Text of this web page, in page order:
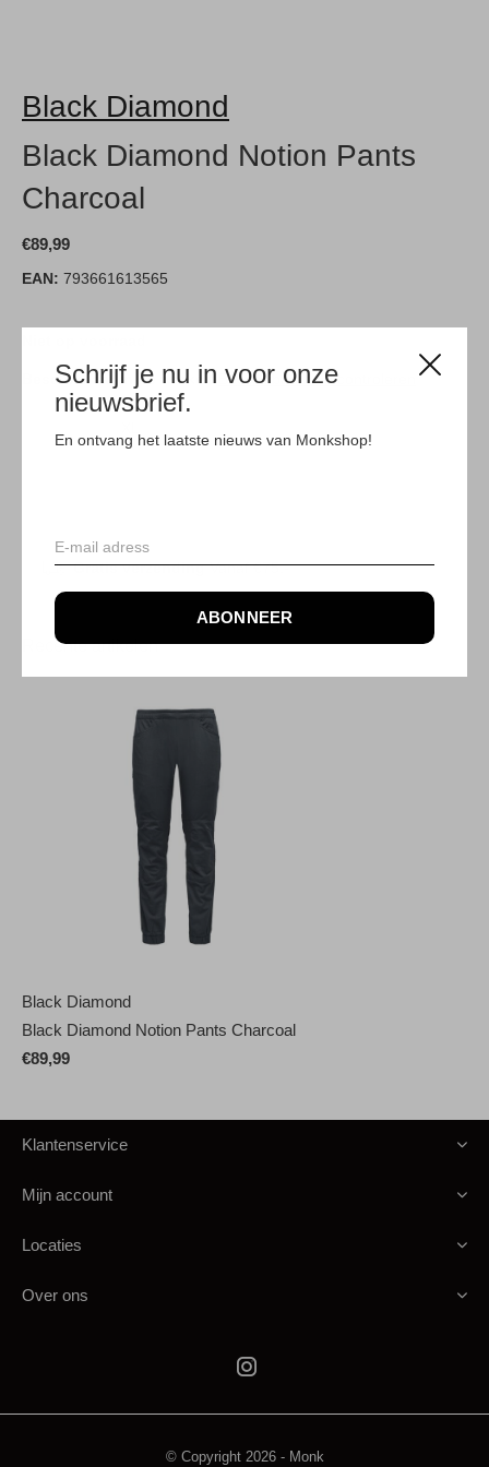
Schrijf je nu in voor onze
nieuwsbrief.
En ontvang het laatste nieuws van Monkshop!
ABONNEER
Black Diamond
Black Diamond Notion Pants
Charcoal
€89,99
EAN: 793661613565
Beschikbaar in de winkel: Beschikbaarheid controleren
Gratis verzendingVanaf €75,-
Recente artikelen
Black Diamond
Black Diamond Notion Pants Charcoal
€89,99
Klantenservice
Mijn account
Locaties
Over ons
© Copyright 2026- Monk